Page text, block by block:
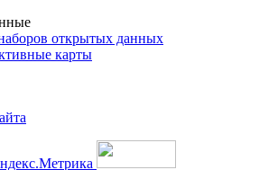
открытых данных
карты